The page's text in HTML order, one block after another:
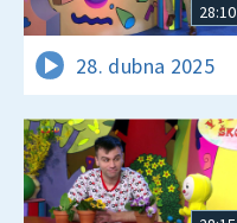
28:10
28. dubna 2025